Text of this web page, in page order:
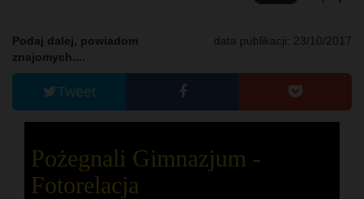
data publikacji: 23/10/2017
Podaj dalej, powiadom
znajomych....
Tweet
Pożegnali Gimnazjum -
Fotorelacja